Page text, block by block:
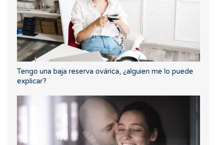
Tengo una baja reserva ovárica, ¿alguien me lo puede
explicar?